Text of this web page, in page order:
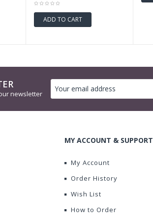
ADD TO CART
newsletter
MY ACCOUNT & SUPPORT
My Account
Order History
Wish List
How to Order